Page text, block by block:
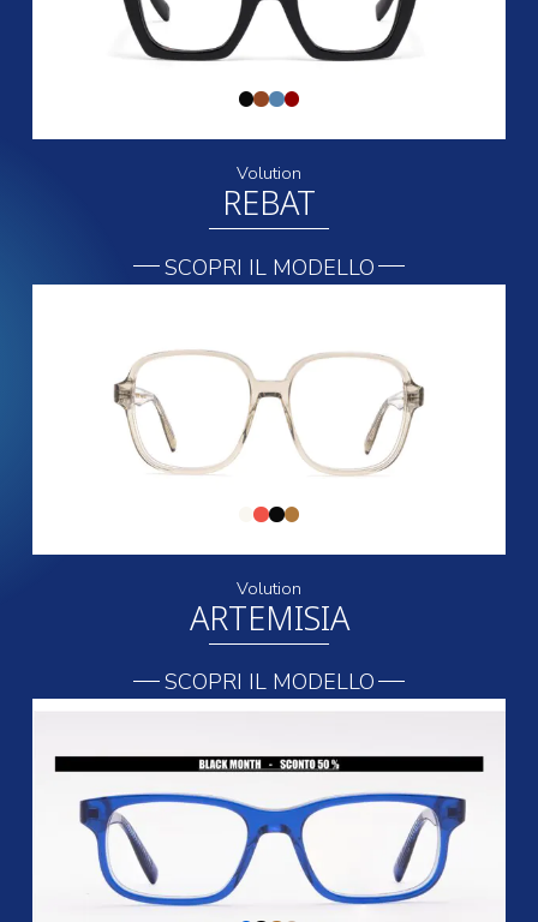
Volution
REBAT
SCOPRI IL MODELLO
Volution
ARTEMISIA
SCOPRI IL MODELLO